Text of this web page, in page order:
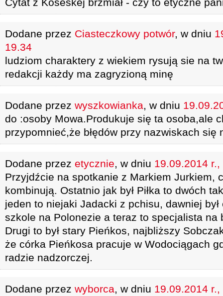
Dodane przez Ciasteczkowy potwór, w dniu
19.34
ludziom charaktery z wiekiem rysują sie na
redakcji każdy ma zagryzioną minę
Dodane przez wyszkowianka, w dniu
do :osoby Mowa.Produkuje się ta osoba,ale
przypomnieć,że błędów przy nazwiskach się
Dodane przez etycznie, w dniu 19.09.2014
Przyjdźcie na spotkanie z Markiem Jurkiem,
kombinują. Ostatnio jak był Piłka to dwóch
jeden to niejaki Jadacki z pchisu, dawniej
szkole na Polonezie a teraz to specjalista na
Drugi to był stary Pieńkos, najbliższy
że córka Pieńkosa pracuje w Wodociągach
radzie nadzorczej.
Dodane przez wyborca, w dniu 19.09.2014